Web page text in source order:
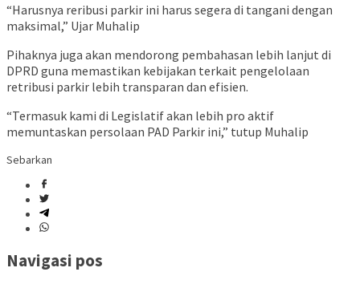
“Harusnya reribusi parkir ini harus segera di tangani dengan
maksimal,” Ujar Muhalip
Pihaknya juga akan mendorong pembahasan lebih lanjut di
DPRD guna memastikan kebijakan terkait pengelolaan
retribusi parkir lebih transparan dan efisien.
“Termasuk kami di Legislatif akan lebih pro aktif
memuntaskan persolaan PAD Parkir ini,” tutup Muhalip
Sebarkan
Navigasi pos